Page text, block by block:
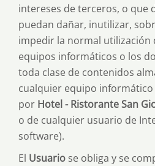
intereses de terceros, o que
puedan dañar, inutilizar,
impedir la normal utilización
equipos informáticos o los
toda clase de contenidos
cualquier equipo
por Hotel - Ristorante San
o de cualquier usuario de
software).
El Usuario se obliga y se